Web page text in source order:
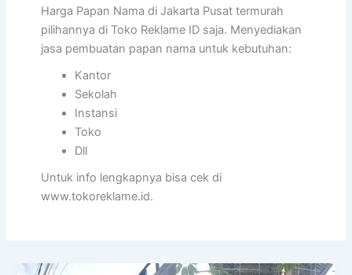
Harga Papan Nama di Jakarta Pusat termurah
pilihannya di Toko Reklame ID saja. Menyediakan
jasa pembuatan papan nama untuk kebutuhan:
Kantor
Sekolah
Instansi
Toko
Dll
Untuk info lengkapnya bisa cek di
www.tokoreklame.id.